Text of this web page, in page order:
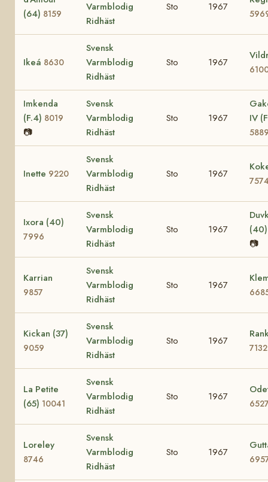
(64) 8159
Varmblodig
Ridhäst
Sto 1967
Ikeá 8630
Svensk
Varmblodig
Ridhäst
Sto 1967
Imkenda
(F.4) 8019
📷
Svensk
Varmblodig
Ridhäst
Sto 1967
IV
Inette 9220
Svensk
Varmblodig
Ridhäst
Sto 1967
Ixora (40)
7996
Svensk
Varmblodig
Ridhäst
Sto 1967
📷
Karrian
9857
Svensk
Varmblodig
Ridhäst
Sto 1967
Kickan (37)
9059
Svensk
Varmblodig
Ridhäst
Sto 1967
7132
La Petite
(65) 10041
Svensk
Varmblodig
Ridhäst
Sto 1967
Loreley
8746
Svensk
Varmblodig
Ridhäst
Sto 1967